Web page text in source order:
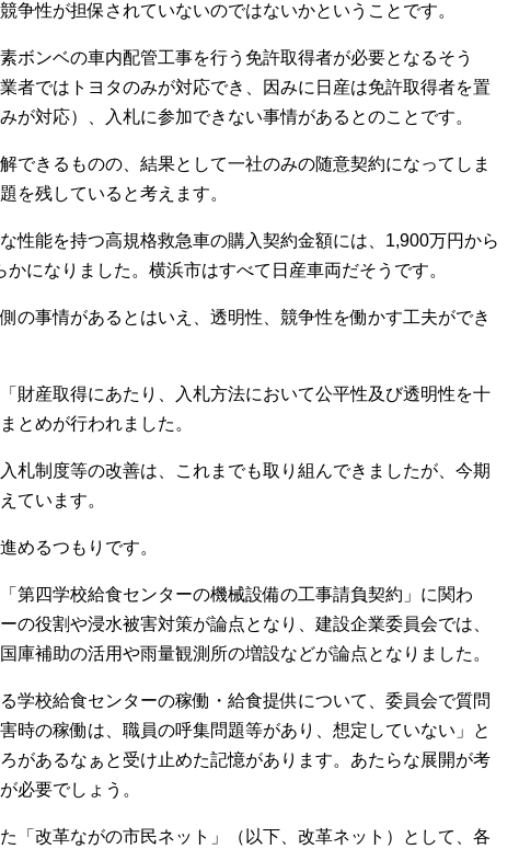
争性が担保されていないのではないかということです。
ボンベの車内配管工事を行う免許取得者が必要となるそう
者ではトヨタのみが対応でき、因みに日産は免許取得者を置
が対応）、入札に参加できない事情があるとのことです。
できるものの、結果として一社のみの随意契約になってしま
を残していると考えます。
性能を持つ高規格救急車の購入契約金額には、1,900万円から
になりました。横浜市はすべて日産車両だそうです。
の事情があるとはいえ、透明性、競争性を働かす工夫ができ
財産取得にあたり、入札方法において公平性及び透明性を十
とめが行われました。
札制度等の改善は、これまでも取り組んできましたが、今期
ています。
めるつもりです。
第四学校給食センターの機械設備の工事請負契約」に関わ
の役割や浸水被害対策が論点となり、建設企業委員会では、
庫補助の活用や雨量観測所の増設などが論点となりました。
学校給食センターの稼働・給食提供について、委員会で質問
時の稼働は、職員の呼集問題等があり、想定していない」と
があるなぁと受け止めた記憶があります。あたらな展開が考
必要でしょう。
「改革ながの市民ネット」（以下、改革ネット）として、各